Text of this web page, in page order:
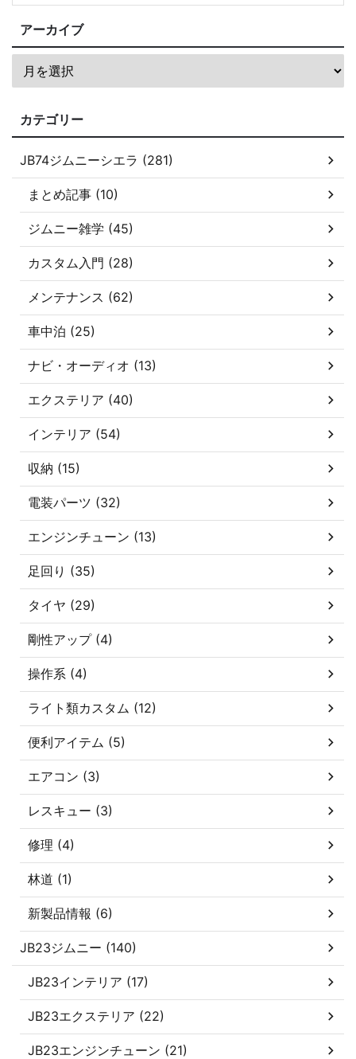
アーカイブ
カテゴリー
JB74ジムニーシエラ (281)
まとめ記事 (10)
ジムニー雑学 (45)
カスタム入門 (28)
メンテナンス (62)
車中泊 (25)
ナビ・オーディオ (13)
エクステリア (40)
インテリア (54)
収納 (15)
電装パーツ (32)
エンジンチューン (13)
足回り (35)
タイヤ (29)
剛性アップ (4)
操作系 (4)
ライト類カスタム (12)
便利アイテム (5)
エアコン (3)
レスキュー (3)
修理 (4)
林道 (1)
新製品情報 (6)
JB23ジムニー (140)
JB23インテリア (17)
JB23エクステリア (22)
JB23エンジンチューン (21)